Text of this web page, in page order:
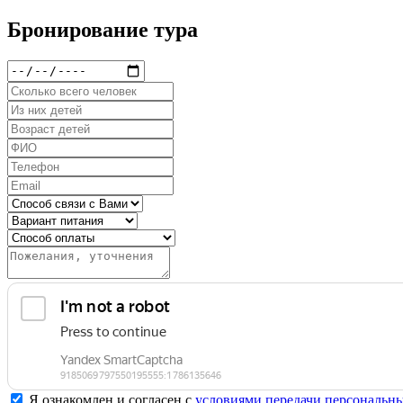
Бронирование тура
Я ознакомлен и согласен с условиями передачи